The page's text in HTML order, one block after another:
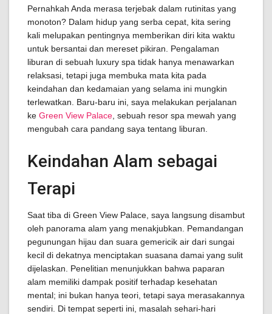
Pernahkah Anda merasa terjebak dalam rutinitas yang
monoton? Dalam hidup yang serba cepat, kita sering
kali melupakan pentingnya memberikan diri kita waktu
untuk bersantai dan mereset pikiran. Pengalaman
liburan di sebuah luxury spa tidak hanya menawarkan
relaksasi, tetapi juga membuka mata kita pada
keindahan dan kedamaian yang selama ini mungkin
terlewatkan. Baru-baru ini, saya melakukan perjalanan
ke Green View Palace , sebuah resor spa mewah yang
mengubah cara pandang saya tentang liburan.
Keindahan Alam sebagai
Terapi
Saat tiba di Green View Palace, saya langsung disambut
oleh panorama alam yang menakjubkan. Pemandangan
pegunungan hijau dan suara gemericik air dari sungai
kecil di dekatnya menciptakan suasana damai yang sulit
dijelaskan. Penelitian menunjukkan bahwa paparan
alam memiliki dampak positif terhadap kesehatan
mental; ini bukan hanya teori, tetapi saya merasakannya
sendiri. Di tempat seperti ini, masalah sehari-hari